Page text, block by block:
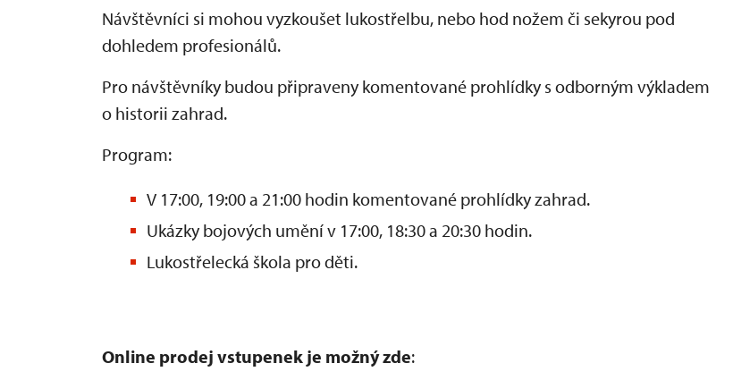
Návštěvníci si mohou vyzkoušet lukostřelbu, nebo hod nožem či sekyrou pod
dohledem profesionálů.
Pro návštěvníky budou připraveny komentované prohlídky s odborným výkladem
o historii zahrad.
Program:
V 17:00, 19:00 a 21:00 hodin komentované prohlídky zahrad.
Ukázky bojových umění v 17:00, 18:30 a 20:30 hodin.
Lukostřelecká škola pro děti.
Online prodej vstupenek je možný zde: